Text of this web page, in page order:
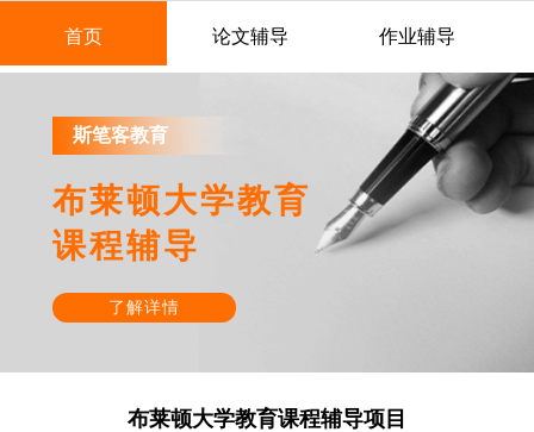
首页 论文辅导 作业辅导
斯笔客教育
布莱顿大学教育
课程辅导
了解详情
布莱顿大学教育课程辅导项目